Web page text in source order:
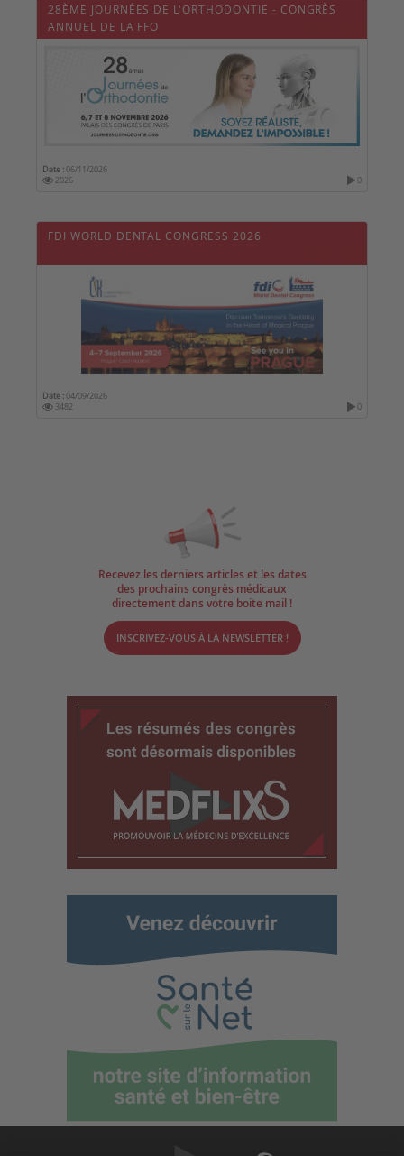
28ÈME JOURNÉES DE L'ORTHODONTIE - CONGRÈS
ANNUEL DE LA FFO
Date :06/11/2026
2026
0
FDI WORLD DENTAL CONGRESS 2026
Date :04/09/2026
3482
0
Recevez les derniers articles et les dates
des prochains congrès médicaux
directement dans votre boite mail !
INSCRIVEZ-VOUS À LA NEWSLETTER !